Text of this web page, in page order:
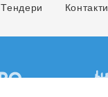
Тендери Контакти